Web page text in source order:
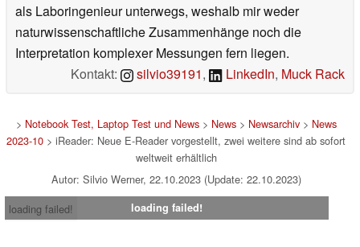
als Laboringenieur unterwegs, weshalb mir weder
naturwissenschaftliche Zusammenhänge noch die
Interpretation komplexer Messungen fern liegen.
Kontakt:
silvio39191, LinkedIn, Muck Rack
> Notebook Test, Laptop Test und News> News> Newsarchiv> News
2023-10 > iReader: Neue E-Reader vorgestellt, zwei weitere sind ab sofort
weltweit erhältlich
Autor: Silvio Werner, 22.10.2023 (Update: 22.10.2023)
loading failed!
loading failed!